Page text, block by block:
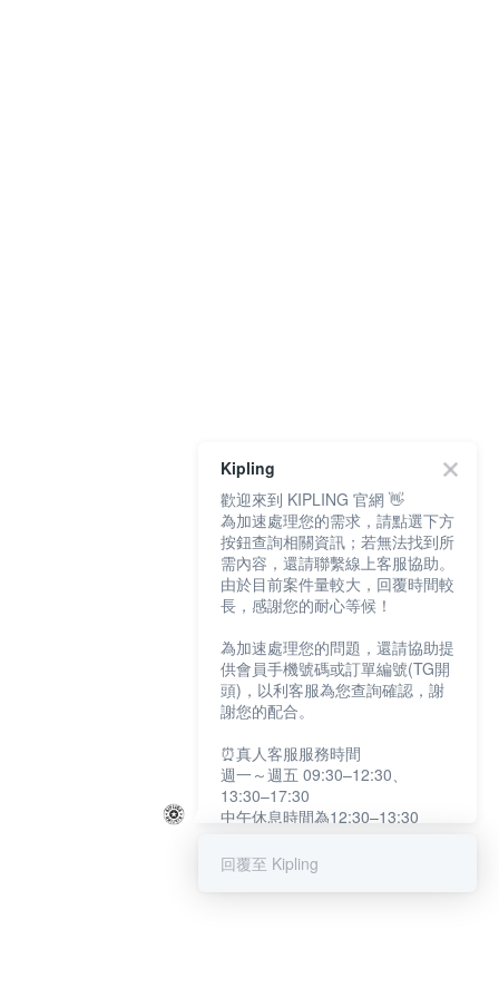
Kipling
歡迎來到 KIPLING 官網 👋
為加速處理您的需求，請點選下方
按鈕查詢相關資訊；若無法找到所
需內容，還請聯繫線上客服協助。
由於目前案件量較大，回覆時間較
長，感謝您的耐心等候！
為加速處理您的問題，還請協助提
供會員手機號碼或訂單編號(TG開
頭)，以利客服為您查詢確認，謝
謝您的配合。
⏰真人客服服務時間
週一～週五 09:30–12:30、
13:30–17:30
中午休息時間為12:30–13:30
提醒您：系統會自動已讀訊息，如
回覆至 Kipling